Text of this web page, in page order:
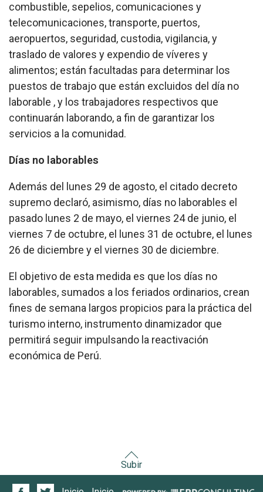
combustible, sepelios, comunicaciones y
telecomunicaciones, transporte, puertos,
aeropuertos, seguridad, custodia, vigilancia, y
traslado de valores y expendio de víveres y
alimentos; están facultadas para determinar los
puestos de trabajo que están excluidos del día no
laborable , y los trabajadores respectivos que
continuarán laborando, a fin de garantizar los
servicios a la comunidad.
Días no laborables
Además del lunes 29 de agosto, el citado decreto
supremo declaró, asimismo, días no laborables el
pasado lunes 2 de mayo, el viernes 24 de junio, el
viernes 7 de octubre, el lunes 31 de octubre, el lunes
26 de diciembre y el viernes 30 de diciembre.
El objetivo de esta medida es que los días no
laborables, sumados a los feriados ordinarios, crean
fines de semana largos propicios para la práctica del
turismo interno, instrumento dinamizador que
permitirá seguir impulsando la reactivación
económica de Perú.
Subir